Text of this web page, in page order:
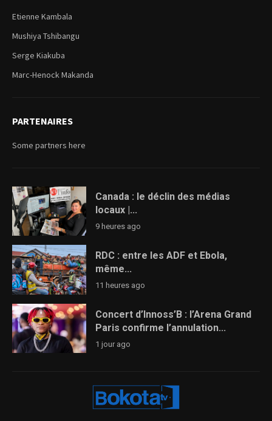
Etienne Kambala
Mushiya Tshibangu
Serge Kiakuba
Marc-Henock Makanda
PARTENAIRES
Some partners here
Canada : le déclin des médias
locaux |...
9 heures ago
RDC : entre les ADF et Ebola,
même...
11 heures ago
Concert d’Innoss’B : l’Arena Grand
Paris confirme l’annulation...
1 jour ago